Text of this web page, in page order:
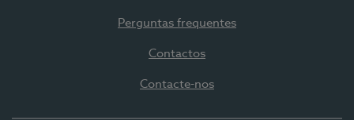
Perguntas frequentes
Contactos
Contacte-nos